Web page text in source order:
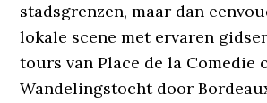
stadsgrenzen, maar dan
lokale scene met ervaren
tours van Place de la Comedie
Wandelingstocht door